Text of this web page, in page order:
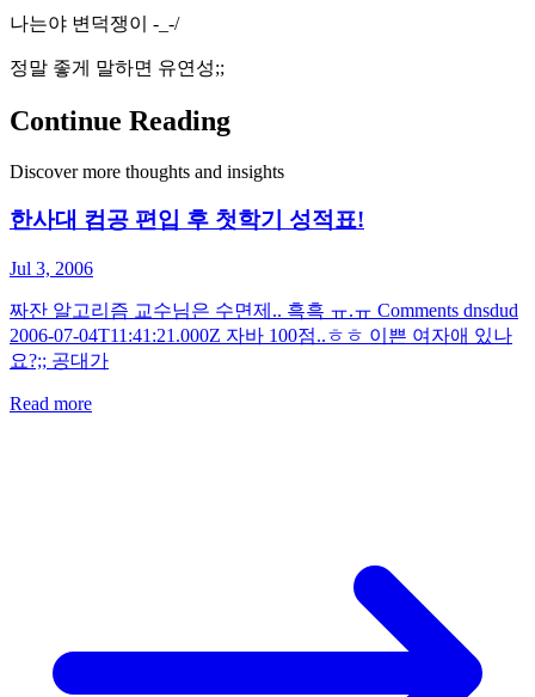
나는야 변덕쟁이 -_-/
정말 좋게 말하면 유연성;;
Continue Reading
Discover more thoughts and insights
한사대 컴공 편입 후 첫학기 성적표!
Jul 3, 2006
짜잔 알고리즘 교수님은 수면제.. 흑흑 ㅠ.ㅠ Comments dnsdud
2006-07-04T11:41:21.000Z 자바 100점..ㅎㅎ 이쁜 여자애 있나
요?;; 공대가
Read more